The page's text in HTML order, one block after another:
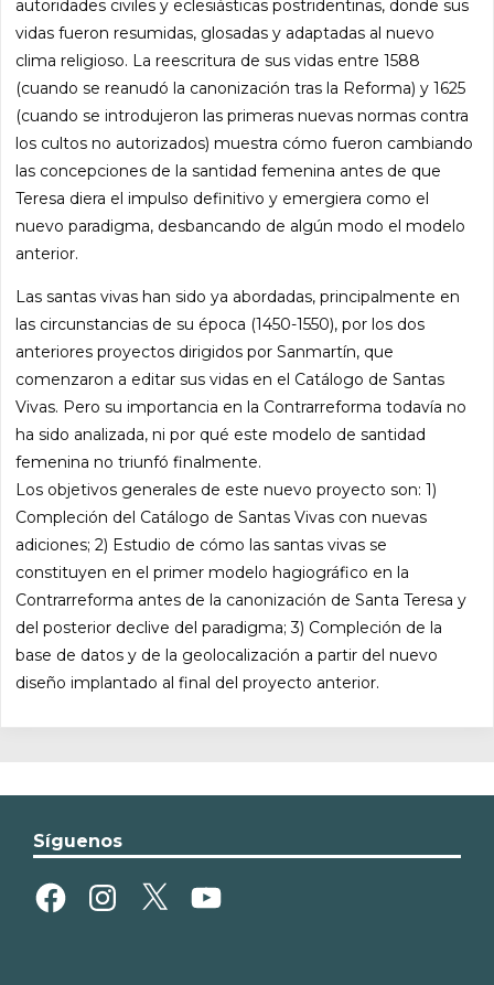
autoridades civiles y eclesiásticas postridentinas, donde sus
vidas fueron resumidas, glosadas y adaptadas al nuevo
clima religioso. La reescritura de sus vidas entre 1588
(cuando se reanudó la canonización tras la Reforma) y 1625
(cuando se introdujeron las primeras nuevas normas contra
los cultos no autorizados) muestra cómo fueron cambiando
las concepciones de la santidad femenina antes de que
Teresa diera el impulso definitivo y emergiera como el
nuevo paradigma, desbancando de algún modo el modelo
anterior.
Las santas vivas han sido ya abordadas, principalmente en
las circunstancias de su época (1450-1550), por los dos
anteriores proyectos dirigidos por Sanmartín, que
comenzaron a editar sus vidas en el Catálogo de Santas
Vivas. Pero su importancia en la Contrarreforma todavía no
ha sido analizada, ni por qué este modelo de santidad
femenina no triunfó finalmente.
Los objetivos generales de este nuevo proyecto son: 1)
Compleción del Catálogo de Santas Vivas con nuevas
adiciones; 2) Estudio de cómo las santas vivas se
constituyen en el primer modelo hagiográfico en la
Contrarreforma antes de la canonización de Santa Teresa y
del posterior declive del paradigma; 3) Compleción de la
base de datos y de la geolocalización a partir del nuevo
diseño implantado al final del proyecto anterior.
Síguenos
FacebookInstagram
X YouTube